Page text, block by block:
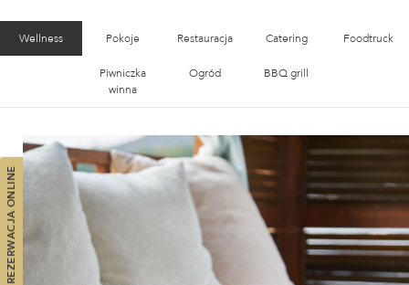
REZERWACJA ONLINE
Wellness Pokoje Restauracja Catering Foodtruck
Piwniczka
winna
Ogród BBQ grill